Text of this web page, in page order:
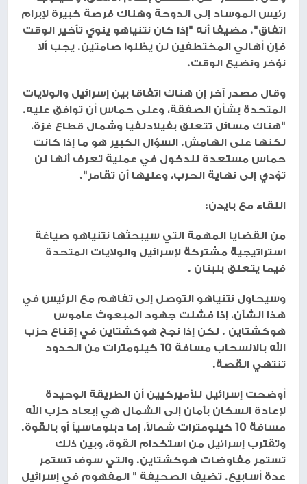
رئيس الموساد إلى الدوحة وهناك فرصة كبيرة لإبرام
اتفاق". مضيفا أنه "إذا كان نتنياهو ينوي تأخير الوقت
فإن أهالي المختطفين لن يظلوا صامتين. يجب ألا
نؤخر ونضيع الوقت.
وقال مصدر آخر إن هناك اتفاقا بين إسرائيل والولايات
المتحدة بشأن الصفقة، وعلى حماس أن توافق عليه.
"هناك مسائل تتعلق بفيلادلفيا وشمال قطاع غزة،
لكنها على الهامش. السؤال الكبير هو ما إذا كانت
حماس مستعدة للدخول في عملية تعرف أنها لن
تؤدي إلى نهاية الحرب، وعليها أن تقامر".
اللقاء مع بايدن:
من القضايا المهمة التي سيبحثها نتنياهو صياغة
استراتيجية مشتركة لإسرائيل والولايات المتحدة
فيما يتعلق بلبنان .
وسيحاول نتنياهو التوصل إلى تفاهم مع الرئيس في
هذا الشأن، إذا فشلت جهود المبعوث عاموس
هوكشتاين . لكن إذا نجح هوكشتاين في إقناع حزب
الله بالانسحاب مسافة 10 كيلومترات من الحدود
تنتهي القصة.
أوضحت إسرائيل للأميركيين أن الطريقة الوحيدة
لإعادة السكان بأمان إلى الشمال هي إبعاد حزب الله
مسافة 10 كيلومترات شمالاً، إما دبلوماسياً أو بالقوة.
وتقترب إسرائيل من استخدام القوة، وبين ذلك
تستمر مفاوضات هوكشتاين. والتي سوف تستمر
عدة أسابيع. تضيف الصحيفة " المفهوم في إسرائيل